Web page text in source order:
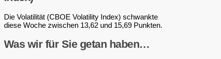
Die Volatilität (CBOE Volatility Index) schwankte
diese Woche zwischen 13,62 und 15,69 Punkten.
Was wir für Sie getan haben…